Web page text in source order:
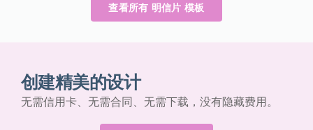
查看所有 明信片 模板
创建精美的设计
无需信用卡、无需合同、无需下载，没有隐藏费用。